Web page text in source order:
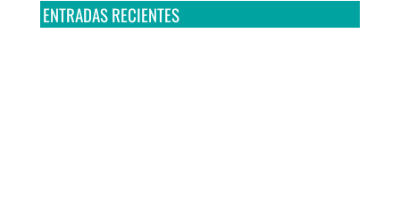
ENTRADAS RECIENTES